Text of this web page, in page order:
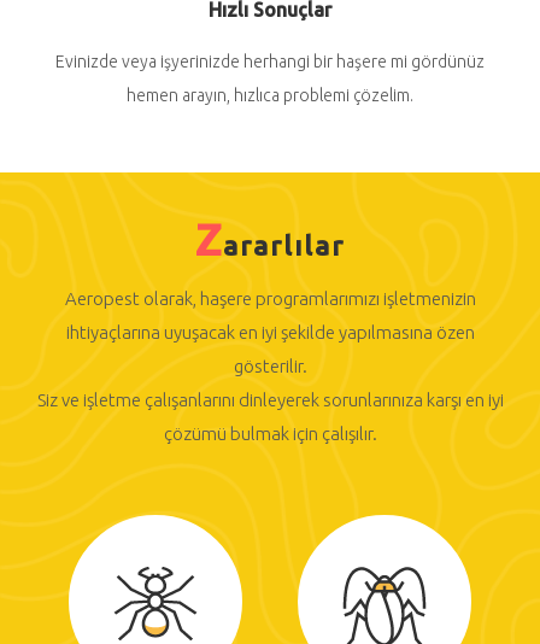
Hızlı Sonuçlar
Evinizde veya işyerinizde herhangi bir haşere mi gördünüz
hemen arayın, hızlıca problemi çözelim.
Zararlılar
Aeropest olarak, haşere programlarımızı işletmenizin
ihtiyaçlarına uyuşacak en iyi şekilde yapılmasına özen
gösterilir.
Siz ve işletme çalışanlarını dinleyerek sorunlarınıza karşı en iyi
çözümü bulmak için çalışılır.